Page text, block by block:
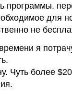
программы,
для
не
я
Чуть более